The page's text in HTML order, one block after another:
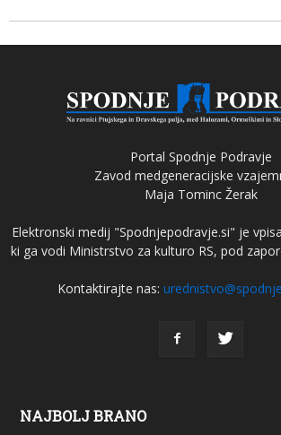
Portal Spodnje Podravje
Zavod medgeneracijske
Maja Tominc Žerak
Elektronski medij "Spodnjepodravje.si" je
ki ga vodi Ministrstvo za kulturo RS, pod
Kontaktirajte nas:
NAJBOLJ BRANO